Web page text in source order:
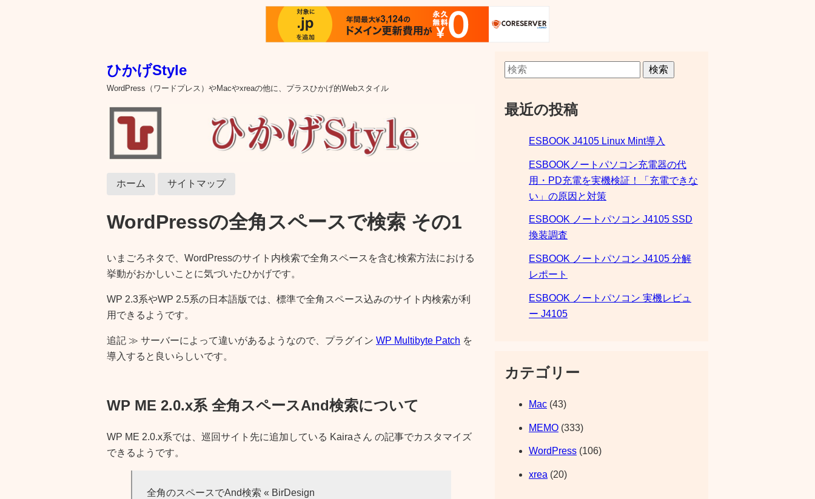
ひかげStyle
WordPress（ワードプレス）やMacやxreaの他に、プラスひかげ的Webスタイル
ホーム サイトマップ
WordPressの全角スペースで検索 その1
いまごろネタで、WordPressのサイト内検索で全角スペースを含む検索方法における
挙動がおかしいことに気づいたひかげです。
WP 2.3系やWP 2.5系の日本語版では、標準で全角スペース込みのサイト内検索が利
用できるようです。
追記 ≫ サーバーによって違いがあるようなので、プラグイン WP Multibyte Patch を
導入すると良いらしいです。
WP ME 2.0.x系 全角スペースAnd検索について
WP ME 2.0.x系では、巡回サイト先に追加している Kairaさん の記事でカスタマイズ
できるようです。
全角のスペースでAnd検索 « BirDesign
検索
最近の投稿
ESBOOK J4105 Linux Mint導入
ESBOOKノートパソコン充電器の代
用・PD充電を実機検証！「充電できな
い」の原因と対策
ESBOOK ノートパソコン J4105 SSD
換装調査
ESBOOK ノートパソコン J4105 分解
レポート
ESBOOK ノートパソコン 実機レビュ
ー J4105
カテゴリー
Mac (43)
MEMO (333)
WordPress (106)
xrea (20)